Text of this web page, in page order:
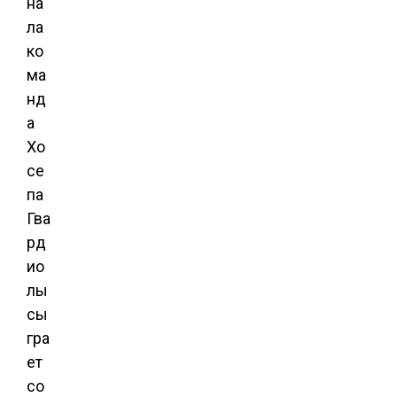
ла
ко
ма
нд
а
Хо
се
па
Гва
рд
ио
лы
сы
гра
ет
со